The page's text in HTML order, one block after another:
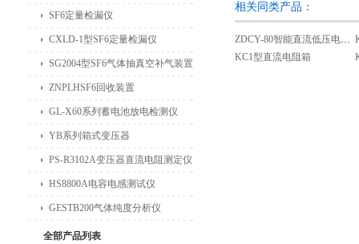
相关同类产品：
ZDCY-80智能直流低压电阻测试仪
KC1型直流电阻箱
SF6定量检漏仪
CXLD-1型SF6定量检漏仪
SG2004型SF6气体抽真空补气装置
ZNPLHSF6回收装置
GL-X60系列蓄电池放电检测仪
YB系列箱式变压器
PS-R3102A变压器直流电阻测定仪
HS8800A电容电感测试仪
GESTB200气体纯度分析仪
全部产品列表